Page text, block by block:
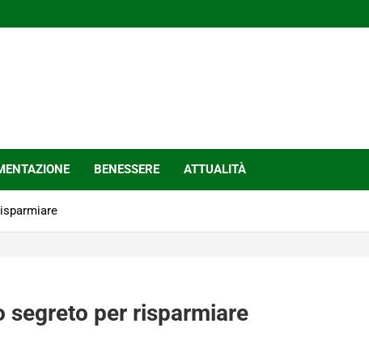
BENESSERE ATTUALITÀ
segreto per risparmiare